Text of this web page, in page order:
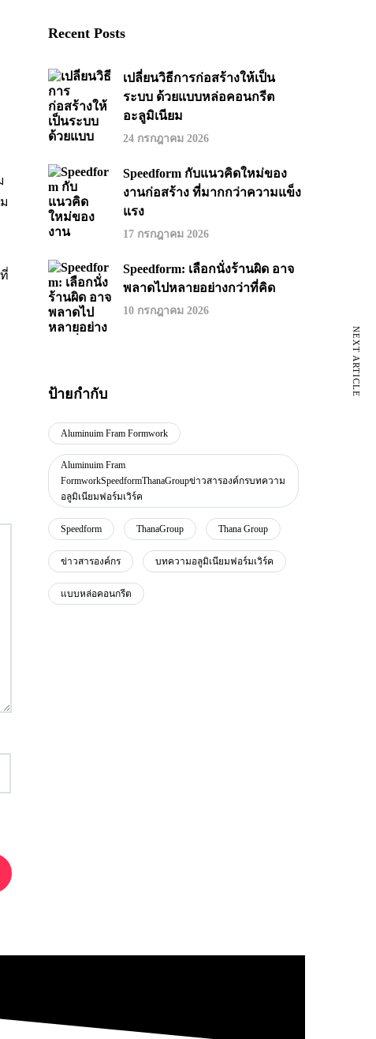
NEXT ARTICLE
Recent Posts
เปลี่ยนวิธีการก่อสร้างให้เป็น
ระบบ ด้วยแบบหล่อคอนกรีต
อะลูมิเนียม
24 กรกฎาคม 2026
Speedform กับแนวคิดใหม่ของ
งานก่อสร้าง ที่มากกว่าความแข็ง
แรง
17 กรกฎาคม 2026
Speedform: เลือกนั่งร้านผิด อาจ
พลาดไปหลายอย่างกว่าที่คิด
10 กรกฎาคม 2026
ป้ายกำกับ
Aluminuim Fram Formwork
Aluminuim Fram
FormworkSpeedformThanaGroupข่าวสารองค์กรบทความ
อลูมิเนียมฟอร์มเวิร์ค
Speedform ThanaGroup Thana Group
ข่าวสารองค์กร บทความอลูมิเนียมฟอร์มเวิร์ค
แบบหล่อคอนกรีต